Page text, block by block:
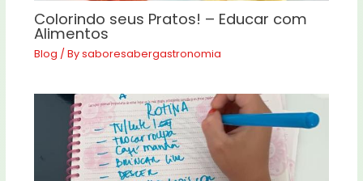
Colorindo seus Pratos! – Educar com
Alimentos
Blog / Bysaboresabergastronomia